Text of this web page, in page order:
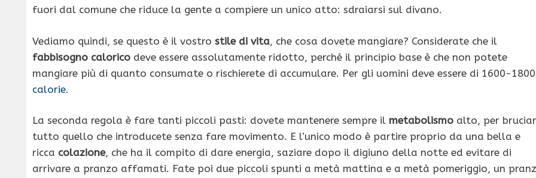
fuori dal comune che riduce la gente a compiere un unico atto: sdraiarsi sul divano.
Vediamo quindi, se questo è il vostro stile di vita, che cosa dovete mangiare? Considerate che il
fabbisogno calorico deve essere assolutamente ridotto, perché il principio base è che non potete
mangiare più di quanto consumate o rischierete di accumulare. Per gli uomini deve essere di 1600-1800
calorie.
La seconda regola è fare tanti piccoli pasti: dovete mantenere sempre il metabolismo alto, per
tutto quello che introducete senza fare movimento. E l’unico modo è partire proprio da una bella e
ricca colazione, che ha il compito di dare energia, saziare dopo il digiuno della notte ed evitare di
arrivare a pranzo affamati. Fate poi due piccoli spunti a metà mattina e a metà pomeriggio, un